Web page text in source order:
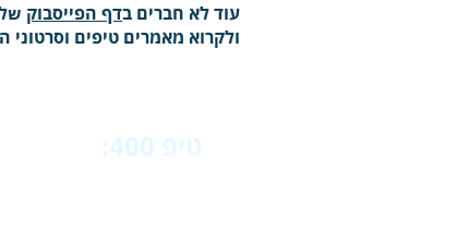
עוד לא חברים בדף הפייסבוק
ולקרוא מאמרים טיפים
טיפ 400:‬‬